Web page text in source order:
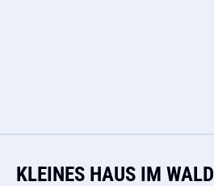
KLEINES HAUS IM WALD